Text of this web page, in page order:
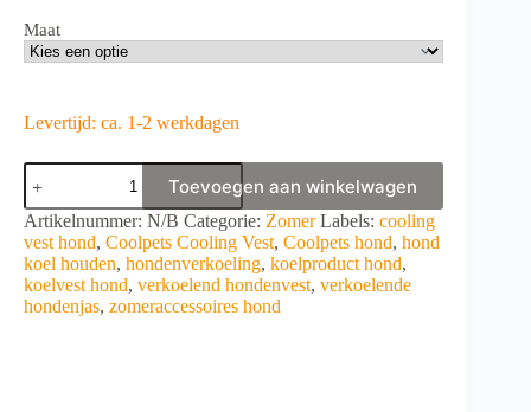
Maat
Levertijd: ca. 1-2 werkdagen
Coolpets
Cooling
Vest
aantal
Toevoegen aan winkelwagen
A
l
t
e
r
Artikelnummer: N/B Categorie: Zomer Labels: cooling
vest hond, Coolpets Cooling Vest, Coolpets hond, hond
koel houden, hondenverkoeling, koelproduct hond,
koelvest hond, verkoelend hondenvest, verkoelende
hondenjas, zomeraccessoires hond